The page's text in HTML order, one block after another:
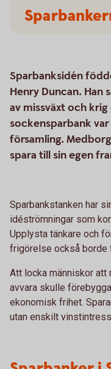
Sparbanksidén
Henry Duncan. Han
av missväxt och
sockensparbank
församling.
spara till sin egen
Sparbankstanken har
idéströmningar som
Upplysta tänkare och
frigörelse också borde
Att locka människor att
avvara skulle
ekonomisk frihet.
utan enskilt